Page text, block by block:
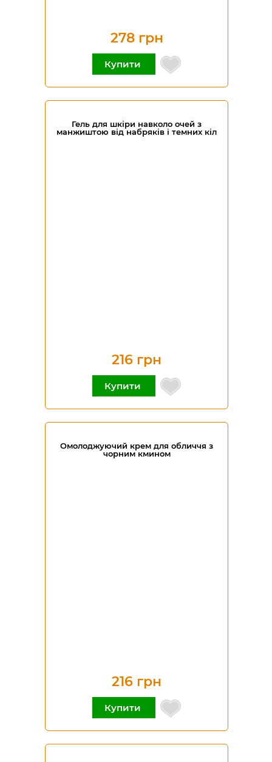
278 грн
Купити
Гель для шкіри навколо очей з
манжиштою від набряків і темних кіл
216 грн
Купити
Омолоджуючий крем для обличчя з
чорним кмином
216 грн
Купити